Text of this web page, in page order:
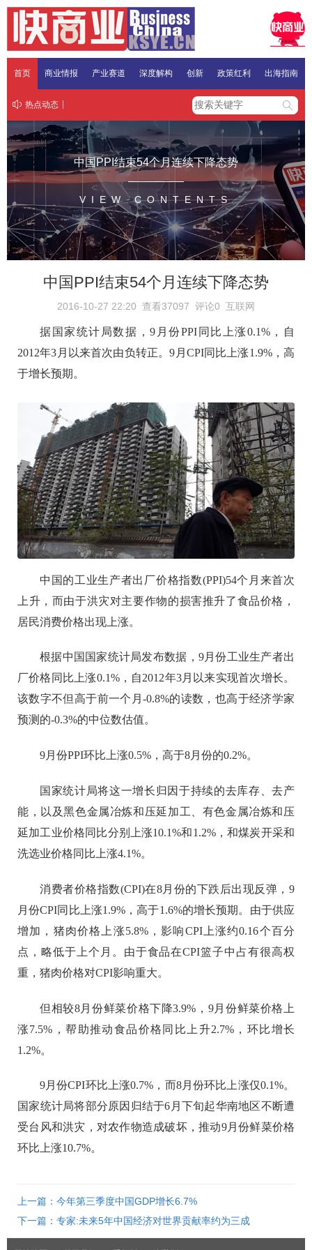
首页 商业情报 产业赛道 深度解构 创新 政策红利 出海指南
热点动态
中国PPI结束54个月连续下降态势
VIEW CONTENTS
中国PPI结束54个月连续下降态势
2016-10-27 22:20 查看37097 评论0 互联网
据国家统计局数据，9月份PPI同比上涨0.1%，自
2012年3月以来首次由负转正。9月CPI同比上涨1.9%，高
于增长预期。
中国的工业生产者出厂价格指数(PPI)54个月来首次
上升，而由于洪灾对主要作物的损害推升了食品价格，
居民消费价格出现上涨。
根据中国国家统计局发布数据，9月份工业生产者出
厂价格同比上涨0.1%，自2012年3月以来实现首次增长。
该数字不但高于前一个月-0.8%的读数，也高于经济学家
预测的-0.3%的中位数估值。
9月份PPI环比上涨0.5%，高于8月份的0.2%。
国家统计局将这一增长归因于持续的去库存、去产
能，以及黑色金属冶炼和压延加工、有色金属冶炼和压
延加工业价格同比分别上涨10.1%和1.2%，和煤炭开采和
洗选业价格同比上涨4.1%。
消费者价格指数(CPI)在8月份的下跌后出现反弹，9
月份CPI同比上涨1.9%，高于1.6%的增长预期。由于供应
增加，猪肉价格上涨5.8%，影响CPI上涨约0.16个百分
点，略低于上个月。由于食品在CPI篮子中占有很高权
重，猪肉价格对CPI影响重大。
但相较8月份鲜菜价格下降3.9%，9月份鲜菜价格上
涨7.5%，帮助推动食品价格同比上升2.7%，环比增长
1.2%。
9月份CPI环比上涨0.7%，而8月份环比上涨仅0.1%。
国家统计局将部分原因归结于6月下旬起华南地区不断遭
受台风和洪灾，对农作物造成破坏，推动9月份鲜菜价格
环比上涨10.7%。
上一篇：今年第三季度中国GDP增长6.7%
下一篇：专家:未来5年中国经济对世界贡献率约为三成